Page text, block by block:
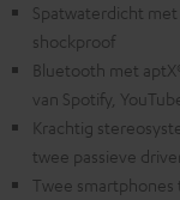
Spatwaterdicht
shockproof
Bluetooth met
van Spotify,
Krachtig
twee passieve
Twee